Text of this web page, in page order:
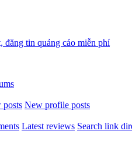
posts New profile posts
Latest reviews Search link